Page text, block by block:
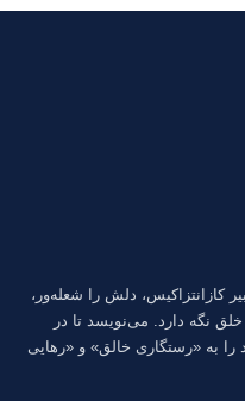
كازانتزاكیس، دلش را شعله‌ور،
نگه دارد. می‌نویسد تا در
را به «رستگاری خالق» و «رهایی